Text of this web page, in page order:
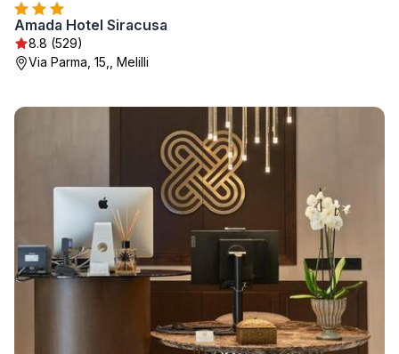
Amada Hotel Siracusa
8.8 (529)
Via Parma, 15,, Melilli